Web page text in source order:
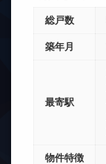
総戸数
築年月
最寄駅
物件特徴